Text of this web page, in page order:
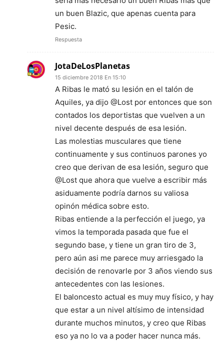
un buen Blazic, que apenas cuenta para
Pesic.
Respuesta
JotaDeLosPlanetas
15 diciembre 2018 En 15:10
A Ribas le mató su lesión en el talón de
Aquiles, ya dijo @Lost por entonces que son
contados los deportistas que vuelven a un
nivel decente después de esa lesión.
Las molestias musculares que tiene
continuamente y sus continuos parones yo
creo que derivan de esa lesión, seguro que
@Lost que ahora que vuelve a escribir más
asiduamente podría darnos su valiosa
opinón médica sobre esto.
Ribas entiende a la perfección el juego, ya
vimos la temporada pasada que fue el
segundo base, y tiene un gran tiro de 3,
pero aún asi me parece muy arriesgado la
decisión de renovarle por 3 años viendo sus
antecedentes con las lesiones.
El baloncesto actual es muy muy físico, y hay
que estar a un nivel altísimo de intensidad
durante muchos minutos, y creo que Ribas
eso ya no lo va a poder hacer nunca más.